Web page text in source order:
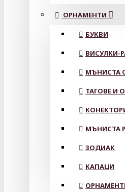
ОРНАМЕНТИ
БУКВИ
ВИСУЛКИ-
МЪНИСТА
ТАГОВЕ И
МЪНИСТА
ЗОДИАК
КАПАЦИ